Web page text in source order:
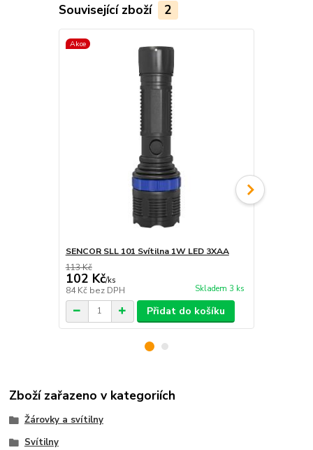
Související zboží 2
Akce
SENCOR SLL 101 Svítilna 1W LED 3XAA
113 Kč
102 Kč/ks
84 Kč bez DPH Skladem 3 ks
Přidat do košíku
Zboží zařazeno v kategoriích
Žárovky a svítilny
Svítilny